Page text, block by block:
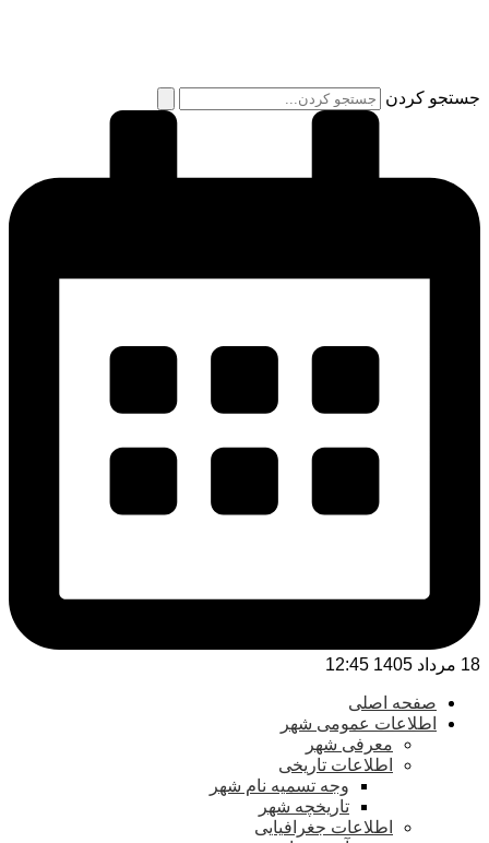
جستجو کردن
18 مرداد 1405 12:45
صفحه اصلی
اطلاعات عمومی شهر
معرفی شهر
اطلاعات تاریخی
وجه تسمیه نام شهر
تاریخچه شهر
اطلاعات جغرافیایی